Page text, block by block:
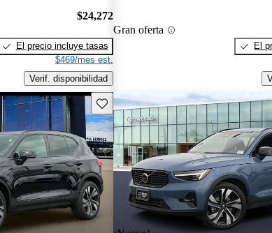
$24,272
El precio incluye tasas
$469/mes est.
Verif. disponibilidad
Gran oferta
El
Guarda este Aviso